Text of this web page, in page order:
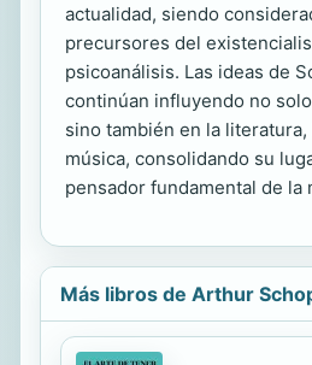
actualidad, siendo
precursores del
psicoanálisis. Las ideas de
continúan influyendo no
sino también en la
música, consolidando su
pensador fundamental de la
Más libros de Arthur